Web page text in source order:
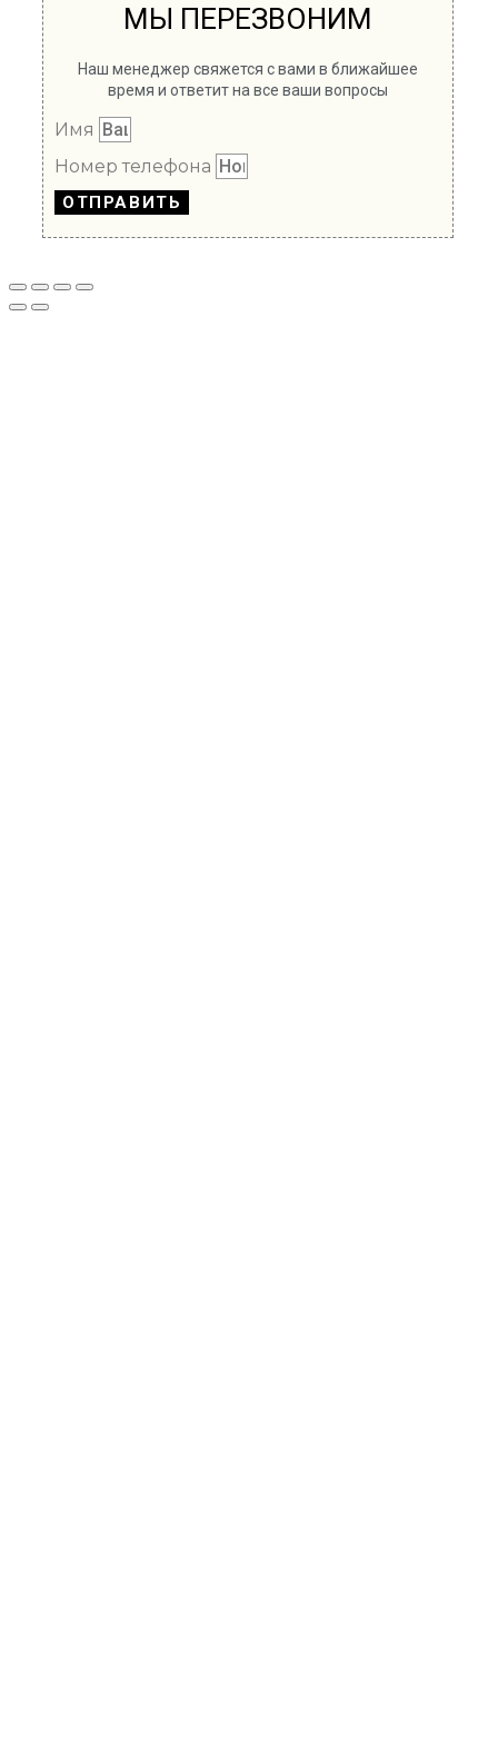
МЫ ПЕРЕЗВОНИМ
Наш менеджер свяжется с вами в ближайшее
время и ответит на все ваши вопросы
Имя
Номер телефона
ОТПРАВИТЬ